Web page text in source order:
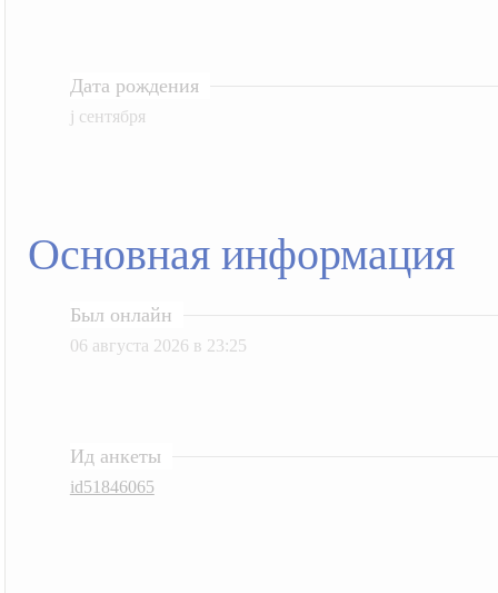
Дата рождения
j сентября
Основная информация
Был онлайн
06 августа 2026 в 23:25
Ид анкеты
id51846065